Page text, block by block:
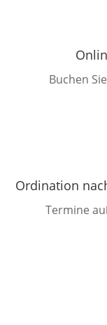
Buchen
Ordination
Termine